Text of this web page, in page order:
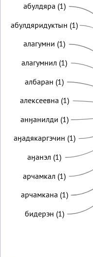
абулдяра (1)
абулдяридуктын (1)
алагумни (1)
алагумнил (1)
албаран (1)
алексеевна (1)
анӈанилди (1)
аӈадякаргэчин (1)
аӈанэл (1)
арчамкал (1)
арчамкана (1)
бидерэн (1)